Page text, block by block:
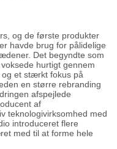
og de første produkter
havde brug for pålidelige
Det begyndte som
hurtigt gennem
et stærkt fokus på
en større rebranding
afspejlede
af
teknologivirksomhed med
introduceret flere
med til at forme hele